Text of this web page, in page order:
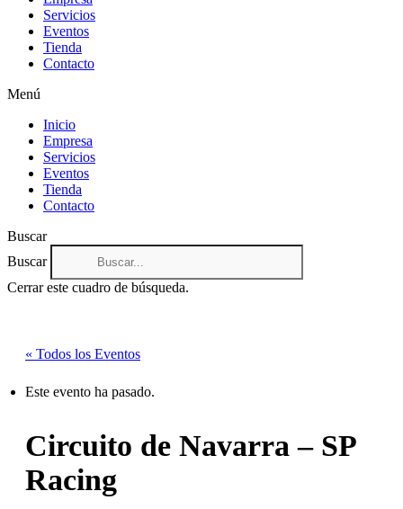
Servicios
Eventos
Tienda
Contacto
Menú
Inicio
Empresa
Servicios
Eventos
Tienda
Contacto
Buscar
Buscar
Cerrar este cuadro de búsqueda.
« Todos los Eventos
Este evento ha pasado.
Circuito de Navarra – SP
Racing